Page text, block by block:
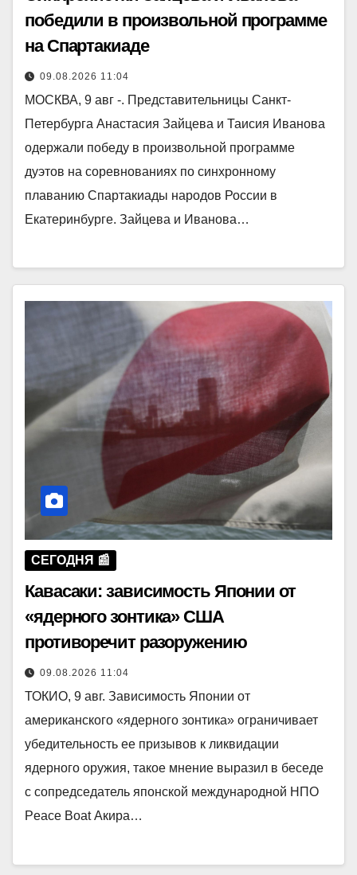
победили в произвольной программе
на Спартакиаде
09.08.2026 11:04
МОСКВА, 9 авг -. Представительницы Санкт-
Петербурга Анастасия Зайцева и Таисия Иванова
одержали победу в произвольной программе
дуэтов на соревнованиях по синхронному
плаванию Спартакиады народов России в
Екатеринбурге. Зайцева и Иванова…
СЕГОДНЯ 📰
Кавасаки: зависимость Японии от
«ядерного зонтика» США
противоречит разоружению
09.08.2026 11:04
ТОКИО, 9 авг. Зависимость Японии от
американского «ядерного зонтика» ограничивает
убедительность ее призывов к ликвидации
ядерного оружия, такое мнение выразил в беседе
с сопредседатель японской международной НПО
Peace Boat Акира…